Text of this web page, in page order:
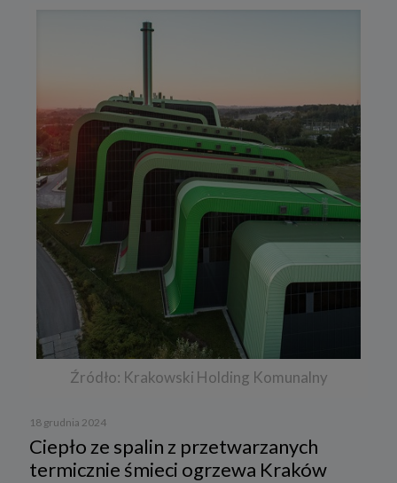
Źródło: Krakowski Holding Komunalny
18 grudnia 2024
Ciepło ze spalin z przetwarzanych
termicznie śmieci ogrzewa Kraków